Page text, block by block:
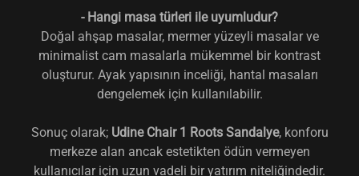
- Hangi masa türleri ile uyumludur?
Doğal ahşap masalar, mermer yüzeyli masalar ve
minimalist cam masalarla mükemmel bir kontrast
oluşturur. Ayak yapısının inceliği, hantal masaları
dengelemek için kullanılabilir.
Sonuç olarak; Udine Chair 1 Roots Sandalye, konforu
merkeze alan ancak estetikten ödün vermeyen
kullanıcılar için uzun vadeli bir yatırım niteliğindedir.